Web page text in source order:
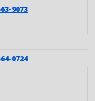
9073
0724